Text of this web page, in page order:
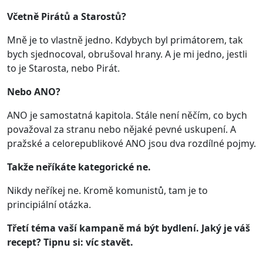
Včetně Pirátů a Starostů?
Mně je to vlastně jedno. Kdybych byl primátorem, tak
bych sjednocoval, obrušoval hrany. A je mi jedno, jestli
to je Starosta, nebo Pirát.
Nebo ANO?
ANO je samostatná kapitola. Stále není něčím, co bych
považoval za stranu nebo nějaké pevné uskupení. A
pražské a celorepublikové ANO jsou dva rozdílné pojmy.
Takže neříkáte kategorické ne.
Nikdy neříkej ne. Kromě komunistů, tam je to
principiální otázka.
Třetí téma vaší kampaně má být bydlení. Jaký je váš
recept? Tipnu si: víc stavět.